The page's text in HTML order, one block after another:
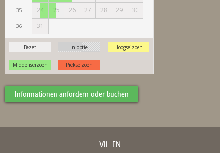
Informationen anfordern oder buchen
VILLEN